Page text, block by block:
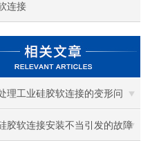
连接
理工业硅胶软连接的变形问
胶软连接安装不当引发的故障